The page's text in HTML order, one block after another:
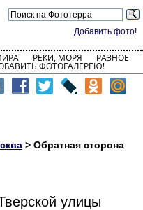
Добавить фото!
РЕКИ, МОРЯ РАЗНОЕ
ФОТОГАЛЕРЕЮ!
> Обратная сторона
улицы